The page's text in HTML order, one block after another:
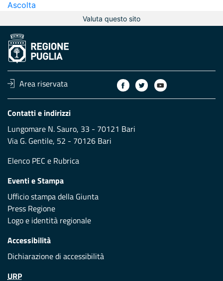
Ascolta
Valuta questo sito
Area riservata
Contatti e indirizzi
Lungomare N. Sauro, 33 - 70121 Bari
Via G. Gentile, 52 - 70126 Bari
Elenco PEC e Rubrica
Eventi e Stampa
Ufficio stampa della Giunta
Press Regione
Logo e identità regionale
Accessibilità
Dichiarazione di accessibilità
URP